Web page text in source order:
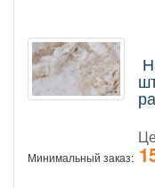
Минимальный заказ: